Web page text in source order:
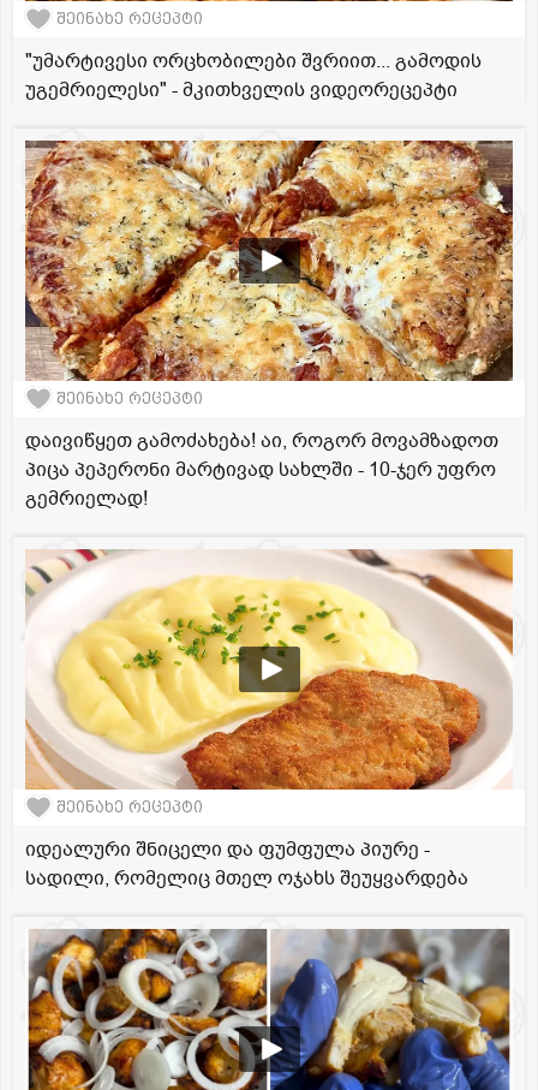
შეინახე რეცეპტი
"უმარტივესი ორცხობილები შვრიით... გამოდის
უგემრიელესი" - მკითხველის ვიდეორეცეპტი
შეინახე რეცეპტი
დაივიწყეთ გამოძახება! აი, როგორ მოვამზადოთ
პიცა პეპერონი მარტივად სახლში - 10-ჯერ უფრო
გემრიელად!
შეინახე რეცეპტი
იდეალური შნიცელი და ფუმფულა პიურე -
სადილი, რომელიც მთელ ოჯახს შეუყვარდება